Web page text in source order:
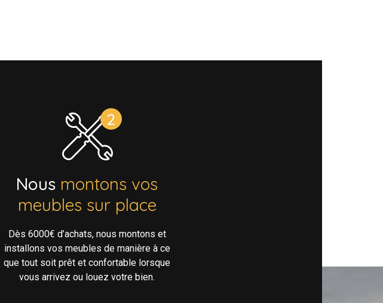
Nous montons vos
meubles sur place
Dès 6000€ d’achats, nous montons et
installons vos meubles de manière à ce
que tout soit prêt et confortable lorsque
vous arrivez ou louez votre bien.